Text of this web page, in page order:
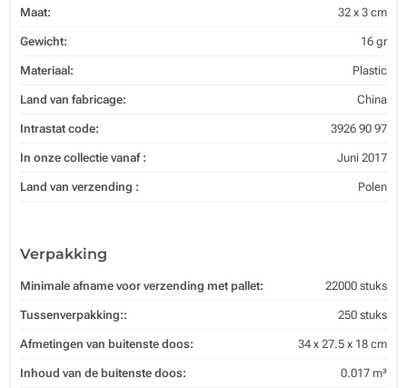
Maat: 32 x 3 cm
Gewicht: 16 gr
Materiaal: Plastic
Land van fabricage: China
Intrastat code: 3926 90 97
In onze collectie vanaf : Juni 2017
Land van verzending : Polen
Verpakking
Minimale afname voor verzending met pallet: 22000 stuks
Tussenverpakking:: 250 stuks
Afmetingen van buitenste doos: 34 x 27.5 x 18 cm
Inhoud van de buitenste doos: 0.017 m³